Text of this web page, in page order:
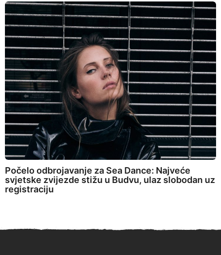
Počelo odbrojavanje za Sea Dance: Najveće
svjetske zvijezde stižu u Budvu, ulaz slobodan uz
registraciju